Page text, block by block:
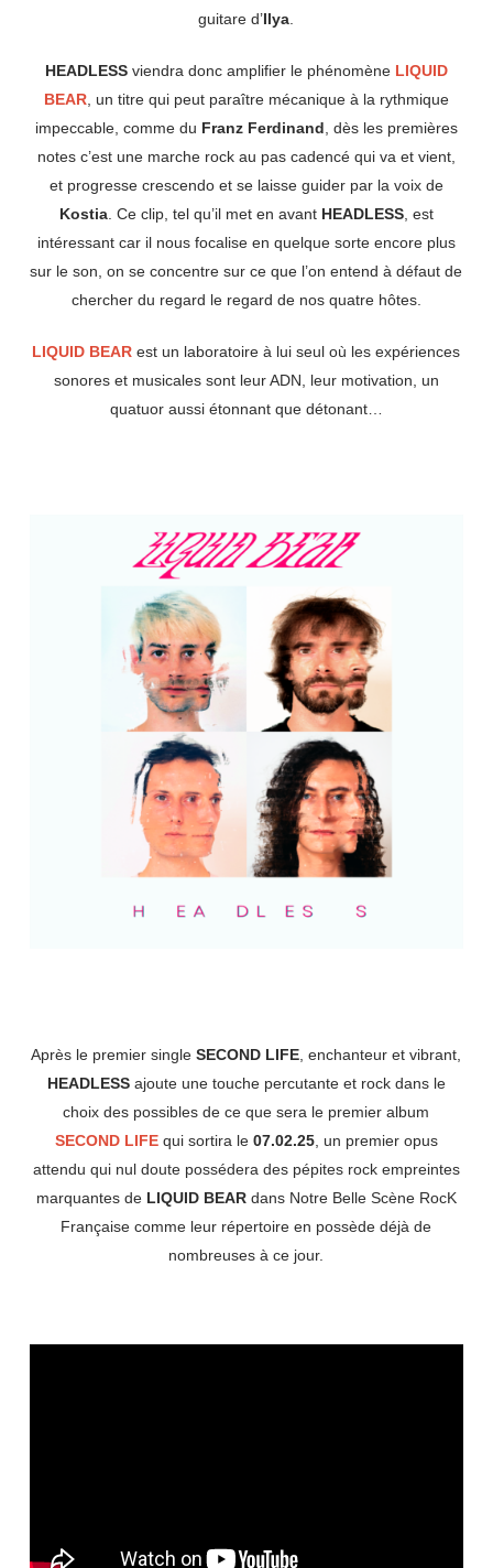
guitare d’Ilya
HEADLESSviendra donc amplifier le phénomène LIQUID
BEAR, un titre qui peut paraître mécanique à la rythmique
impeccable, comme du Franz Ferdinand , dès les premières
notes c’est une marche rock au pas cadencé qui va et vient,
et progresse crescendo et se laisse guider par la voix de
Kostia. Ce clip, tel qu’il met en avant HEADLESS, est
intéressant car il nous focalise en quelque sorte encore plus
sur le son, on se concentre sur ce que l’on entend à défaut de
chercher du regard le regard de nos quatre hôtes.
LIQUID BEAR est un laboratoire à lui seul où les expériences
sonores et musicales sont leur ADN, leur motivation, un
quatuor aussi étonnant que détonant…
Après le premier singleSECOND LIFE, enchanteur et vibrant,
HEADLESSajoute une touche percutante et rock dans le
choix des possibles de ce que sera le premier album
SECOND LIFEqui sortira le 07.02.25, un premier opus
attendu qui nul doute possédera des pépites rock empreintes
marquantes de LIQUID BEARdans Notre Belle Scène RocK
Française comme leur répertoire en possède déjà de
nombreuses à ce jour.